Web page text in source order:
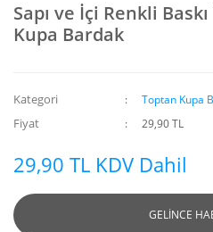
Sapı ve İçi Renkli
Kupa Bardak
Kategori Toptan Kupa
Fiyat 29,90 TL
29,90 TL KDV Dahil
GELİNCE